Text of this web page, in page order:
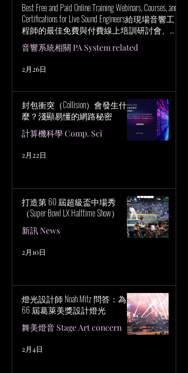
Best Free and Paid Online Training Webinars, Courses, and
Certifications for Live Sound Engineers給現場音響工
程師的最佳免費與付費線上培訓研討會、課
程與認證
音響系統相關 PA System related
2月26日
封包衝突（Collision）會發生什
麼？淺顯易懂的網路秘密
計算機科學 Comp. Sci
2月22日
打造第 60 屆超級盃中場秀
（Super Bowl LX Halftime Show）
新訊 News
2月10日
燈光設計師 Noah Mitz 問答：為第
66 屆葛萊美獎設計燈光
舞美燈音 Stage Art concern
2月4日